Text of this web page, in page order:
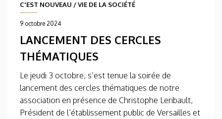
C'EST NOUVEAU /VIE DE LA SOCIÉTÉ
9 octobre 2024
LANCEMENT DES CERCLES
THÉMATIQUES
Le jeudi 3 octobre, s’est tenue la soirée de
lancement des cercles thématiques de notre
association en présence de Christophe Leribault,
Président de l’établissement public de Versailles et